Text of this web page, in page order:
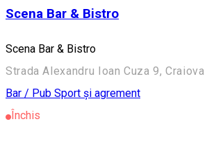
Scena Bar & Bistro
Scena Bar & Bistro
Strada Alexandru Ioan Cuza 9,
Bar / Pub Sport și agrement
Închis